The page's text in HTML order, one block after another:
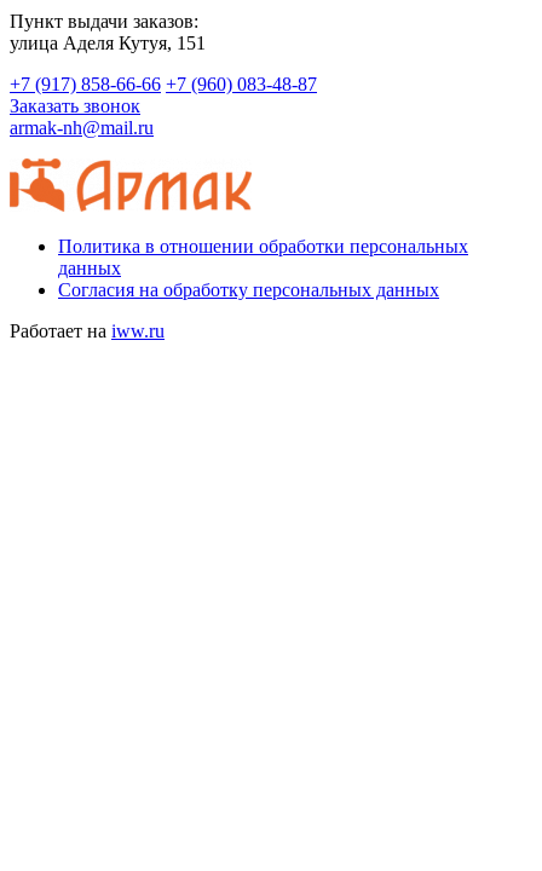
Пункт выдачи заказов:
​улица Аделя Кутуя, 151
+7 (917) 858-66-66 +7 (960) 083-48-87
Заказать звонок
armak-nh@mail.ru
Политика в отношении обработки персональных
данных
Согласия на обработку персональных данных
Работает на iww.ru